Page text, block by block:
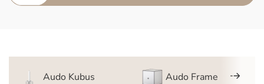
Audo Kubus Audo Frame